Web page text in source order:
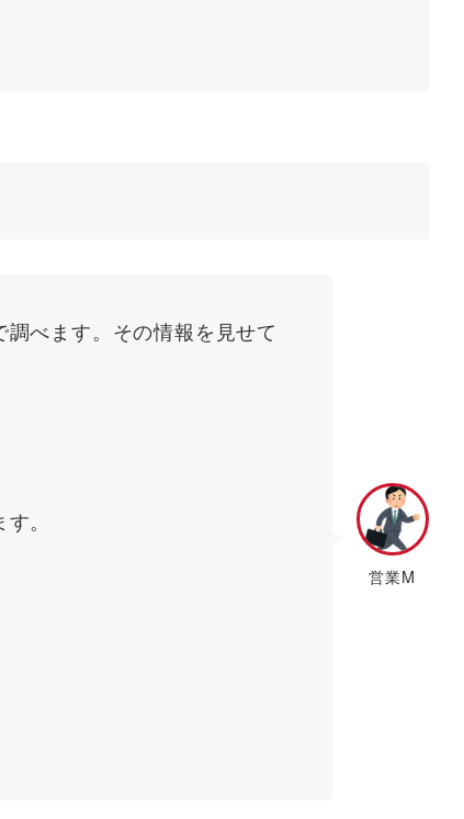
営業M
べます。その情報を見せて
。